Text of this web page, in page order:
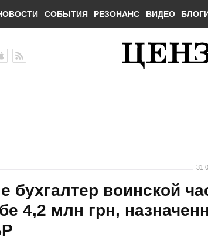
СОБЫТИЯ РЕЗОНАНС ВИДЕО
бухгалтер воинской
4,2 млн грн,